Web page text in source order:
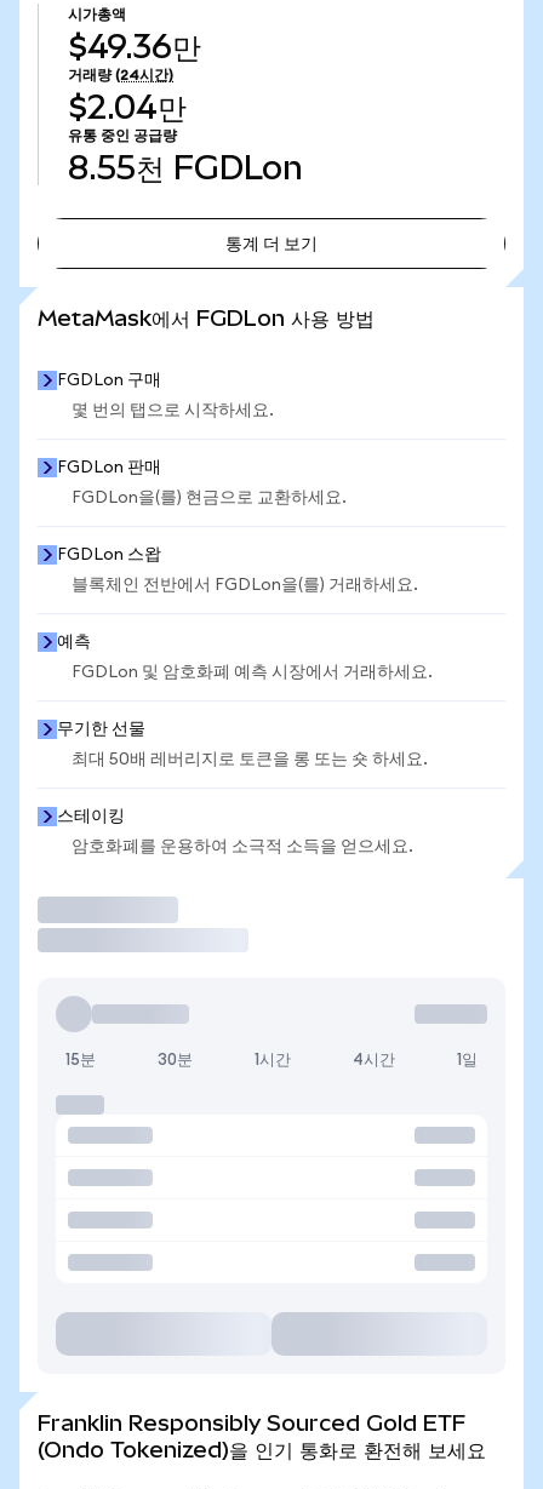
시가총액
$49.36만
거래량 (24시간)
$2.04만
유통 중인 공급량
8.55천 FGDLon
통계 더 보기
MetaMask에서 FGDLon 사용 방법
FGDLon 구매
몇 번의 탭으로 시작하세요.
FGDLon 판매
FGDLon을(를) 현금으로 교환하세요.
FGDLon 스왑
블록체인 전반에서 FGDLon을(를) 거래하세요.
예측
FGDLon 및 암호화폐 예측 시장에서 거래하세요.
무기한 선물
최대 50배 레버리지로 토큰을 롱 또는 숏 하세요.
스테이킹
암호화폐를 운용하여 소극적 소득을 얻으세요.
15분 30분 1시간 4시간 1일
Franklin Responsibly Sourced Gold ETF
(Ondo Tokenized)을 인기 통화로 환전해 보세요